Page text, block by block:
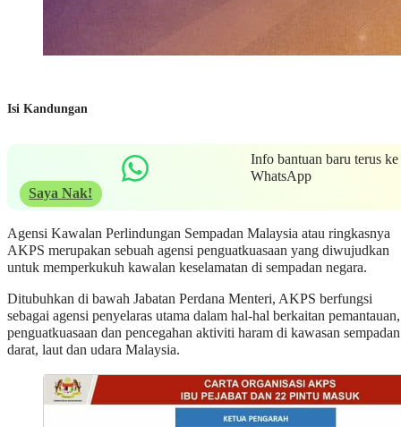
Isi Kandungan
Info bantuan baru terus ke
WhatsApp
Saya Nak!
Agensi Kawalan Perlindungan Sempadan Malaysia atau ringkasnya
AKPS merupakan sebuah agensi penguatkuasaan yang diwujudkan
untuk memperkukuh kawalan keselamatan di sempadan negara.
Ditubuhkan di bawah Jabatan Perdana Menteri, AKPS berfungsi
sebagai agensi penyelaras utama dalam hal-hal berkaitan pemantauan,
penguatkuasaan dan pencegahan aktiviti haram di kawasan sempadan
darat, laut dan udara Malaysia.